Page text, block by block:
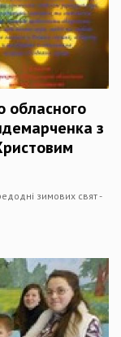
обласного
з
зимових свят -